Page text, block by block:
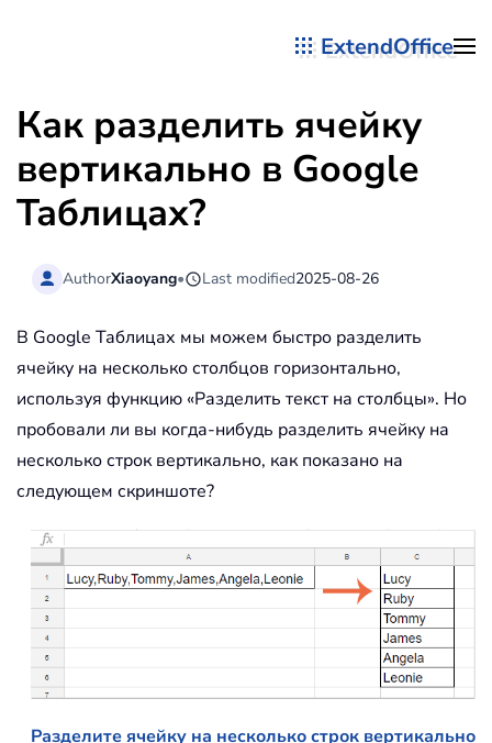
ExtendOffice
Как разделить ячейку
вертикально в Google
Таблицах?
AuthorXiaoyang• Last modified2025-08-26
В Google Таблицах мы можем быстро разделить
ячейку на несколько столбцов горизонтально,
используя функцию «Разделить текст на столбцы». Но
пробовали ли вы когда-нибудь разделить ячейку на
несколько строк вертикально, как показано на
следующем скриншоте?
Разделите ячейку на несколько строк вертикально